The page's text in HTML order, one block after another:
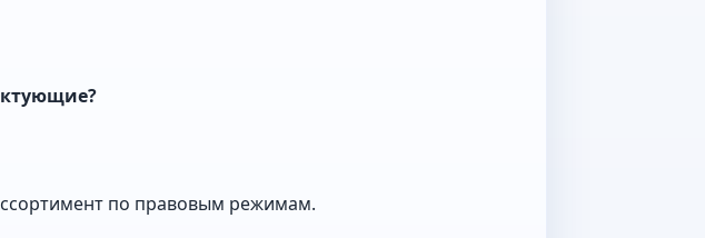
по правовым режимам.